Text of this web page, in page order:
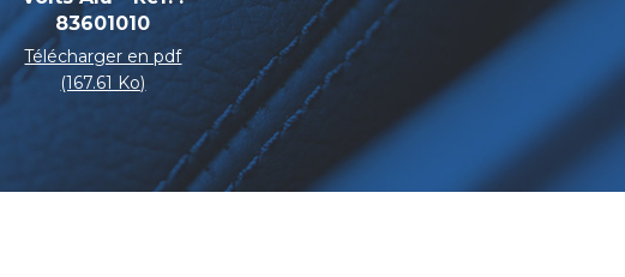
83601010
Télécharger en pdf
(167.61 Ko)